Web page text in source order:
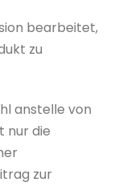
bearbeitet,
zu
anstelle von
nur die
zur